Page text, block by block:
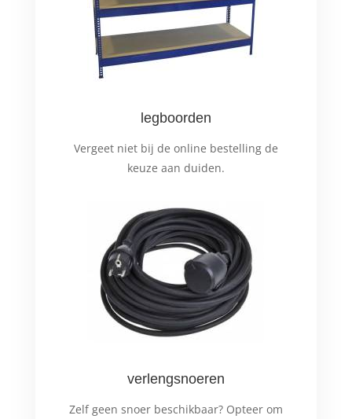
legboorden
Vergeet niet bij de online bestelling de
keuze aan duiden.
verlengsnoeren
Zelf geen snoer beschikbaar? Opteer om